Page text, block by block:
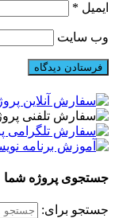
ایمیل *
وب‌ سایت
جستجوی پروژه شما
جستجو برای: